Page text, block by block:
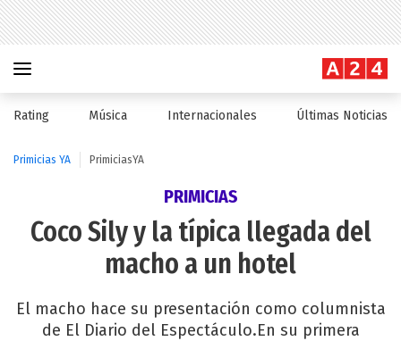
Rating Música Internacionales Últimas Noticias
Primicias YA PrimiciasYA
PRIMICIAS
Coco Sily y la típica llegada del
macho a un hotel
El macho hace su presentación como columnista
de El Diario del Espectáculo.En su primera